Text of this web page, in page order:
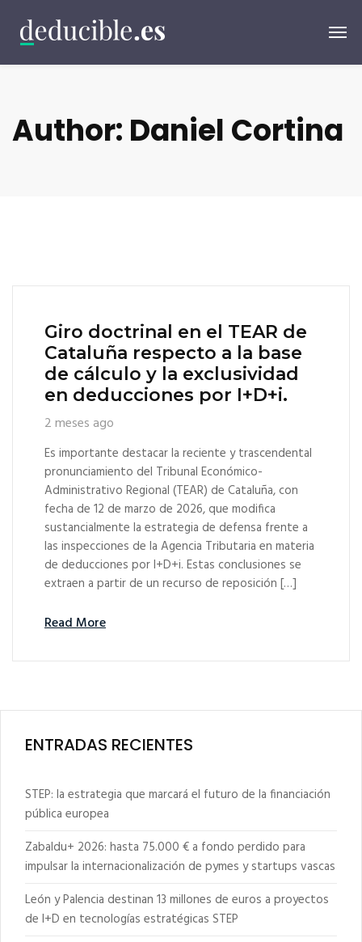
Author: Daniel Cortina
Giro doctrinal en el TEAR de
Cataluña respecto a la base
de cálculo y la exclusividad
en deducciones por I+D+i.
2 meses ago
Es importante destacar la reciente y trascendental
pronunciamiento del Tribunal Económico-
Administrativo Regional (TEAR) de Cataluña, con
fecha de 12 de marzo de 2026, que modifica
sustancialmente la estrategia de defensa frente a
las inspecciones de la Agencia Tributaria en materia
de deducciones por I+D+i. Estas conclusiones se
extraen a partir de un recurso de reposición […]
Read More
ENTRADAS RECIENTES
STEP: la estrategia que marcará el futuro de la financiación
pública europea
Zabaldu+ 2026: hasta 75.000 € a fondo perdido para
impulsar la internacionalización de pymes y startups vascas
León y Palencia destinan 13 millones de euros a proyectos
de I+D en tecnologías estratégicas STEP